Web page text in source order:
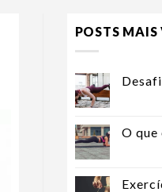
POSTS MAIS
O que